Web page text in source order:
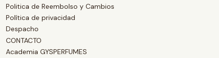
Politica de Reembolso y Cambios
Política de privacidad
Despacho
CONTACTO
Academia GYSPERFUMES